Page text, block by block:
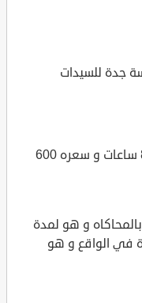
جدة للسيدات
– يبدأ التعليم بالتدريب النظري لمدة 8 ساعات و سعره 600
و هو لمدة
في الواقع و هو